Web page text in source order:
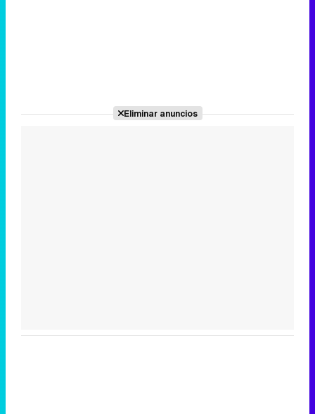
Eliminar anuncios